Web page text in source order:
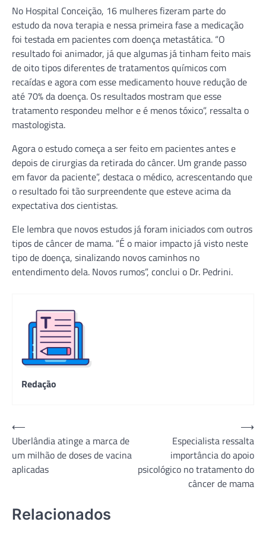
No Hospital Conceição, 16 mulheres fizeram parte do
estudo da nova terapia e nessa primeira fase a medicação
foi testada em pacientes com doença metastática. “O
resultado foi animador, já que algumas já tinham feito mais
de oito tipos diferentes de tratamentos químicos com
recaídas e agora com esse medicamento houve redução de
até 70% da doença. Os resultados mostram que esse
tratamento respondeu melhor e é menos tóxico”, ressalta o
mastologista.
Agora o estudo começa a ser feito em pacientes antes e
depois de cirurgias da retirada do câncer. Um grande passo
em favor da paciente”, destaca o médico, acrescentando que
o resultado foi tão surpreendente que esteve acima da
expectativa dos cientistas.
Ele lembra que novos estudos já foram iniciados com outros
tipos de câncer de mama. “É o maior impacto já visto neste
tipo de doença, sinalizando novos caminhos no
entendimento dela. Novos rumos”, conclui o Dr. Pedrini.
Redação
Navegação
de
Post
⟵
Uberlândia atinge a marca de
um milhão de doses de vacina
aplicadas
Especialista ressalta
importância do apoio
psicológico no tratamento do
câncer de mama
⟶
Relacionados